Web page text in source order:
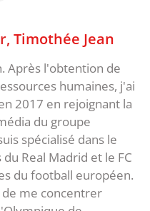
Timothée Jean
Après l'obtention de
humaines, j'ai
2017 en rejoignant la
du groupe
spécialisé dans le
Real Madrid et le FC
du football européen.
de me concentrer